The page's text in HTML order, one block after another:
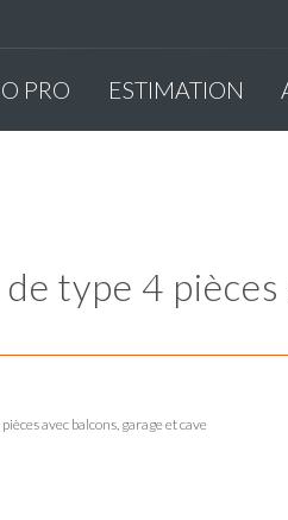
PRO ESTIMATION
avec balcons, garage et cave